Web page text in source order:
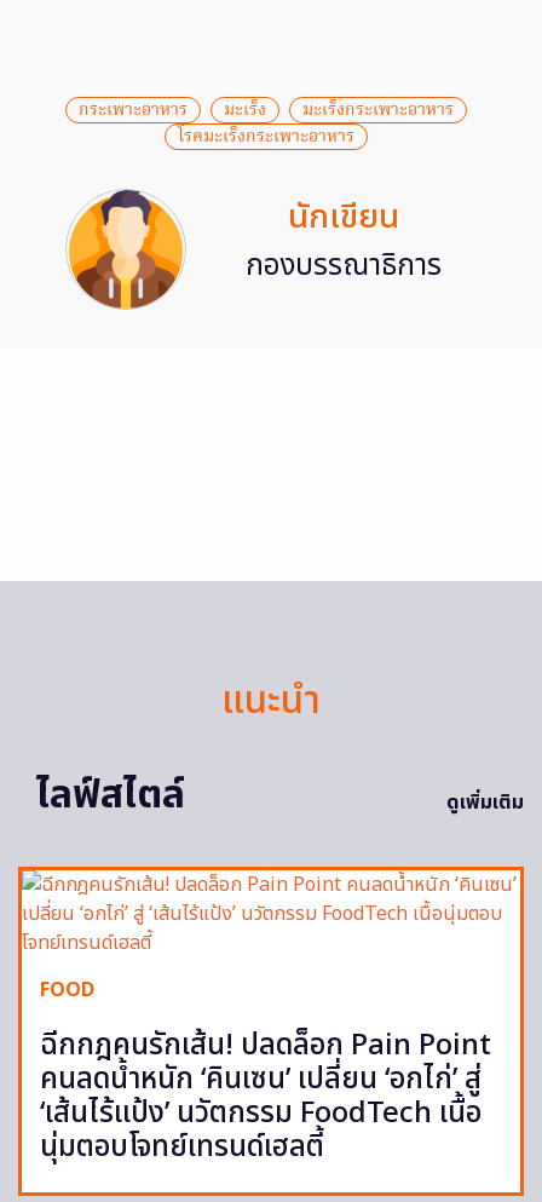
กระเพาะอาหาร มะเร็ง
มะเร็งกระเพาะอาหาร
โรคมะเร็งกระเพาะอาหาร
นักเขียน
กองบรรณาธิการ
แนะนำ
ไลฟ์สไตล์
ดูเพิ่มเติม
FOOD
ฉีกกฎคนรักเส้น! ปลดล็อก Pain Point
คนลดน้ำหนัก ‘คินเซน’ เปลี่ยน ‘อกไก่’ สู่
‘เส้นไร้แป้ง’ นวัตกรรม FoodTech เนื้อ
นุ่มตอบโจทย์เทรนด์เฮลตี้